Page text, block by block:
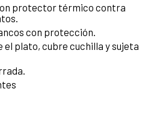
protector térmico contra
con protección.
plato, cubre cuchilla y sujeta